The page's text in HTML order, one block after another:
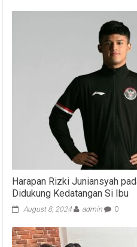
Harapan Rizki Juniansyah
Didukung Kedatangan Si Ibu
August 8, 2024 admin 0